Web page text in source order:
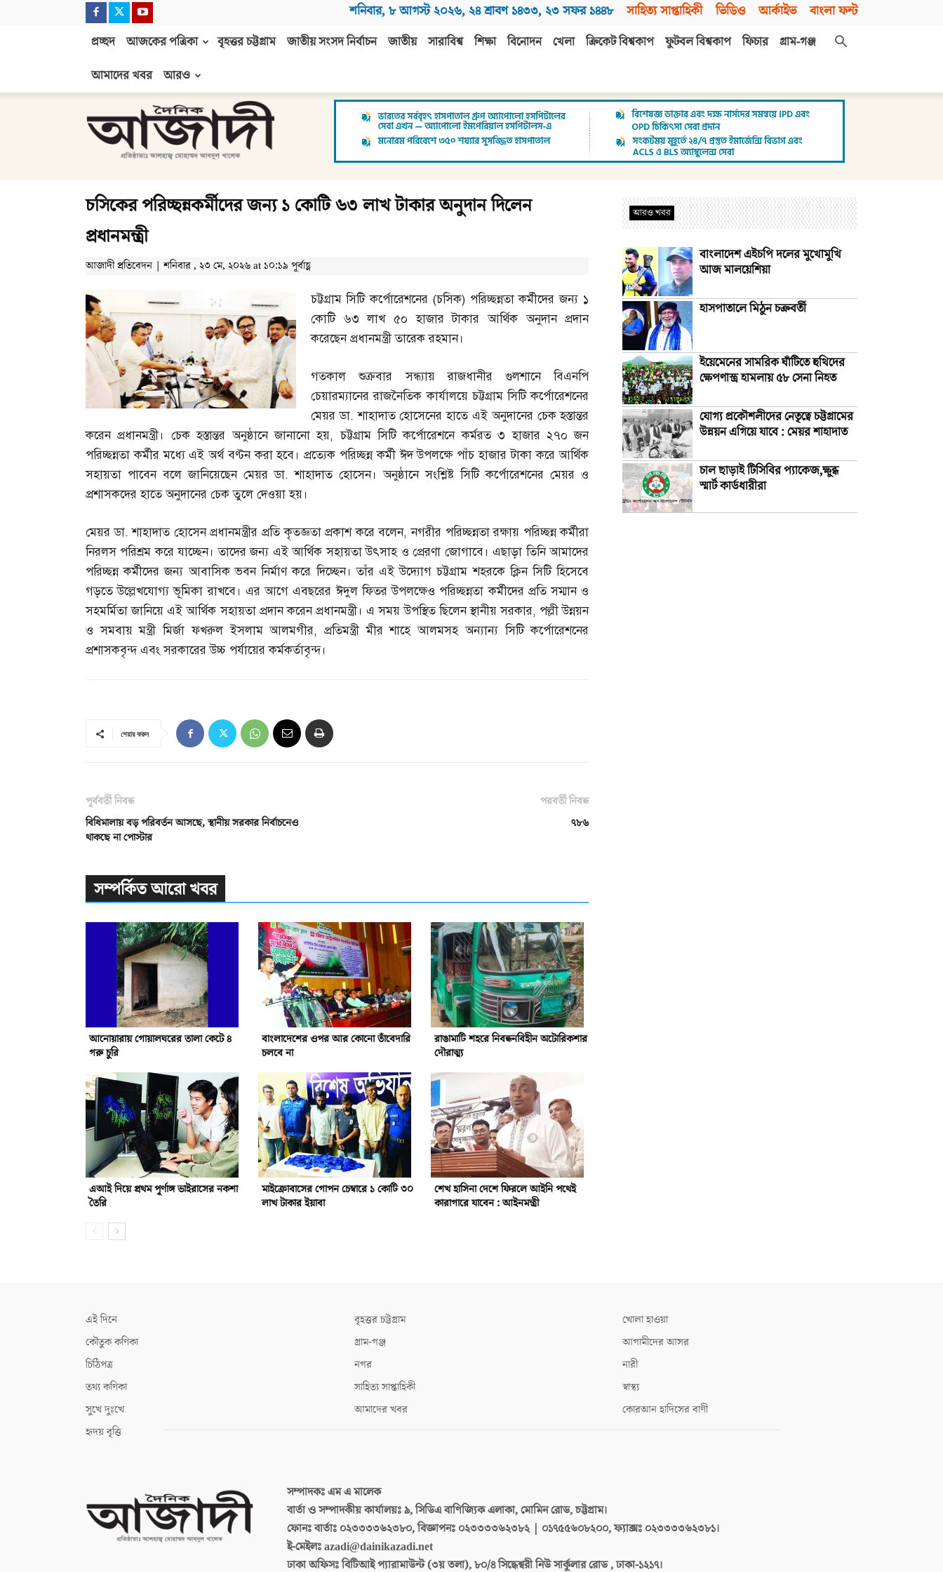
শনিবার, ৮ আগস্ট ২০২৬, ২৪ শ্রাবণ ১৪৩৩, ২৩ সফর ১৪৪৮ সাহিত্য সাপ্তাহিকী ভিডিও আর্কাইভ বাংলা ফন্ট
প্রচ্ছদ আজকের পত্রিকা বৃহত্তর চট্টগ্রাম জাতীয় সংসদ নির্বাচন জাতীয় সারাবিশ্ব শিক্ষা বিনোদন খেলা ক্রিকেট বিশ্বকাপ ফুটবল বিশ্বকাপ ফিচার
গ্রাম-গঞ্জ
আমাদের খবর
আরও
আজাদী
চসিকের পরিচ্ছন্নকর্মীদের জন্য ১ কোটি ৬৩ লাখ টাকার অনুদান দিলেন
প্রধানমন্ত্রী
আজাদী প্রতিবেদন | শনিবার , ২৩ মে, ২০২৬ at ১০:১৯ পূর্বাহ্ণ
চট্টগ্রাম সিটি কর্পোরেশনের (চসিক) পরিচ্ছন্নতা কর্মীদের জন্য ১
কোটি ৬৩ লাখ ৫০ হাজার টাকার আর্থিক অনুদান প্রদান
করেছেন প্রধানমন্ত্রী তারেক রহমান।
গতকাল শুক্রবার সন্ধ্যায় রাজধানীর গুলশানে বিএনপি
চেয়ারম্যানের রাজনৈতিক কার্যালয়ে চট্টগ্রাম সিটি কর্পোরেশনের
মেয়র ডা.শাহাদাত হোসেনের হাতে এই অনুদানের চেক হস্তান্তর
করেন প্রধানমন্ত্রী। চেক হস্তান্তর অনুষ্ঠানে জানানো হয়,চট্টগ্রাম সিটি কর্পোরেশনে কর্মরত ৩ হাজার ২৭০ জন
পরিচ্ছন্নতা কর্মীর মধ্যে এই অর্থ বণ্টন করা হবে। প্রত্যেক পরিচ্ছন্ন কর্মী ঈদ উপলক্ষে পাঁচ হাজার টাকা করে আর্থিক
সহায়তা পাবেন বলে জানিয়েছেন মেয়র ডা.শাহাদাত হোসেন। অনুষ্ঠানে সংশ্লিষ্ট সিটি কর্পোরেশনের মেয়র ও
প্রশাসকদের হাতে অনুদানের চেক তুলে দেওয়া হয়।
মেয়র ডা.শাহাদাত হোসেন প্রধানমন্ত্রীর প্রতি কৃতজ্ঞতা প্রকাশ করে বলেন,নগরীর পরিচ্ছন্নতা রক্ষায় পরিচ্ছন্ন কর্মীরা
নিরলস পরিশ্রম করে যাচ্ছেন। তাদের জন্য এই আর্থিক সহায়তা উৎসাহ ও প্রেরণা জোগাবে। এছাড়া তিনি আমাদের
পরিচ্ছন্ন কর্মীদের জন্য আবাসিক ভবন নির্মাণ করে দিচ্ছেন। তাঁর এই উদ্যোগ চট্টগ্রাম শহরকে ক্লিন সিটি হিসেবে
গড়তে উল্লেখযোগ্য ভূমিকা রাখবে। এর আগে এবছরের ঈদুল ফিতর উপলক্ষেও পরিচ্ছন্নতা কর্মীদের প্রতি সম্মান ও
সহমর্মিতা জানিয়ে এই আর্থিক সহায়তা প্রদান করেন প্রধানমন্ত্রী। এ সময় উপস্থিত ছিলেন স্থানীয় সরকার, পল্লী উন্নয়ন
ও সমবায় মন্ত্রী মির্জা ফখরুল ইসলাম আলমগীর,প্রতিমন্ত্রী মীর শাহে আলমসহ অন্যান্য সিটি কর্পোরেশনের
প্রশাসকবৃন্দ এবং সরকারের উচ্চ পর্যায়ের কর্মকর্তাবৃন্দ।
শেয়ার করুন
পূর্ববর্তী নিবন্ধ
বিধিমালায় বড় পরিবর্তন আসছে, স্থানীয় সরকার নির্বাচনেও
থাকছে না পোস্টার
পরবর্তী নিবন্ধ
৭৮৬
সম্পর্কিত আরো খবর
আনোয়ারায় গোয়ালঘরের তালা কেটে ৪
গরু চুরি
বাংলাদেশের ওপর আর কোনো তাঁবেদারি
চলবে না
রাঙামাটি শহরে নিবন্ধনবিহীন অটোরিকশার
দৌরাত্ম্য
এআই দিয়ে প্রথম পূর্ণাঙ্গ ভাইরাসের নকশা
তৈরি
মাইক্রোবাসের গোপন চেম্বারে ১ কোটি ৩০
লাখ টাকার ইয়াবা
শেখ হাসিনা দেশে ফিরলে আইনি পথেই
কারাগারে যাবেন : আইনমন্ত্রী
আরও খবর
বাংলাদেশ এইচপি দলের মুখোমুখি
আজ মালয়েশিয়া
হাসপাতালে মিঠুন চক্রবর্তী
ইয়েমেনের সামরিক ঘাঁটিতে হুথিদের
ক্ষেপণাস্ত্র হামলায় ৫৮ সেনা নিহত
যোগ্য প্রকৌশলীদের নেতৃত্বে চট্টগ্রামের
উন্নয়ন এগিয়ে যাবে : মেয়র শাহাদাত
চাল ছাড়াই টিসিবির প্যাকেজ,ক্ষুব্ধ
স্মার্ট কার্ডধারীরা
এই দিনে
কৌতুক কণিকা
চিঠিপত্র
তথ্য কণিকা
সুখে দুঃখে
হৃদয় বৃত্তি
বৃহত্তর চট্টগ্রাম
গ্রাম-গঞ্জ
নগর
সাহিত্য সাপ্তাহিকী
আমাদের খবর
খোলা হাওয়া
আগামীদের আসর
নারী
স্বাস্থ্য
কোরআন হাদিসের বাণী
সম্পাদকঃএম এ মালেক
বার্তা ও সম্পাদকীয় কার্যালয়ঃ৯, সিডিএ বাণিজ্যিক এলাকা, মোমিন রোড, চট্টগ্রাম।
ফোনঃ বার্তাঃ ০২৩৩৩৩৬২৩৮০, বিজ্ঞাপনঃ ০২৩৩৩৩৬২৩৮২ | ০১৭৫৫৬০৮২০০, ফ্যাক্সঃ ০২৩৩৩৩৬২৩৮১।
ই-মেইলঃazadi@dainikazadi.net
ঢাকা অফিসঃবিটিআই প্যারামাউন্ট (৩য় তলা), ৮০/৪ সিদ্ধেশ্বরী নিউ সার্কুলার রোড , ঢাকা-১২১৭।